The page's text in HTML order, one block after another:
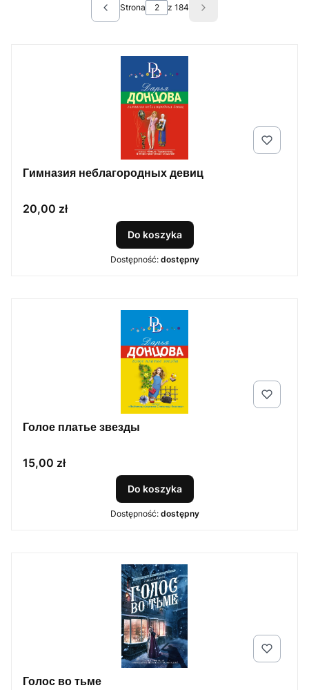
Poprzednie produkty
Strona z 184 Następne produkty
Гимназия неблагородных девиц
Cena
20,00 zł
Do koszyka
Dostępność: dostępny
Голое платье звезды
Cena
15,00 zł
Do koszyka
Dostępność: dostępny
Голос во тьме